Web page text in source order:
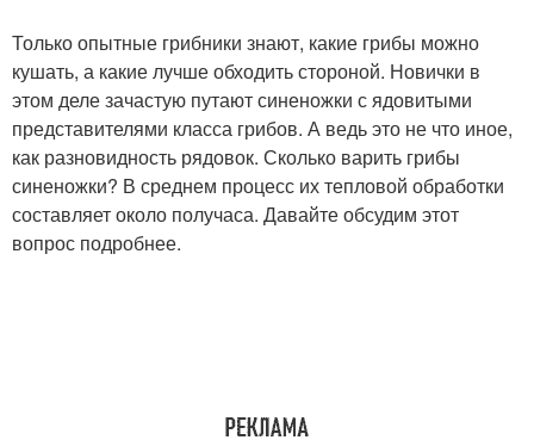
Только опытные грибники знают, какие грибы можно
кушать, а какие лучше обходить стороной. Новички в
этом деле зачастую путают синеножки с ядовитыми
представителями класса грибов. А ведь это не что иное,
как разновидность рядовок. Сколько варить грибы
синеножки? В среднем процесс их тепловой обработки
составляет около получаса. Давайте обсудим этот
вопрос подробнее.